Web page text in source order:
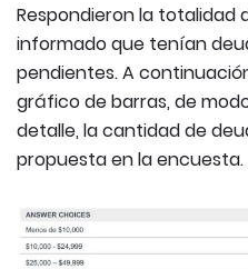
Respondieron la totalidad
informado que tenían
pendientes. A
gráfico de barras, de
detalle, la cantidad de
propuesta en la encuesta.